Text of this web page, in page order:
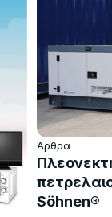
Άρθρα
Söhnen®